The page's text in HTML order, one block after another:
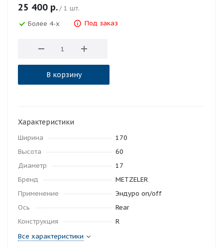
25 400 р./ 1 шт.
Более 4-х
Под заказ
В корзину
Характеристики
Ширина
170
Высота
60
Диаметр
17
Бренд
METZELER
Применение
Эндуро on/off
Ось
Rear
Конструкция
R
Все характеристики